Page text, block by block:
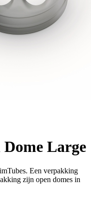
Large
Een verpakking
zijn open domes in